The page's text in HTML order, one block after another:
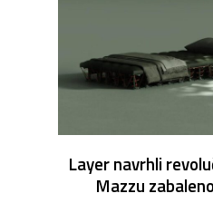
Layer navrhli
Mazzu